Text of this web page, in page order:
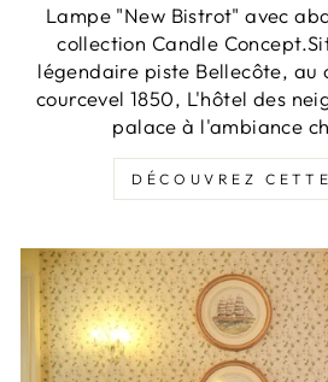
Lampe "New Bistrot" avec
collection Candle
légendaire piste Bellecôte, au
courcevel 1850, L'hôtel des
palace à l'ambiance
DÉCOUVREZ